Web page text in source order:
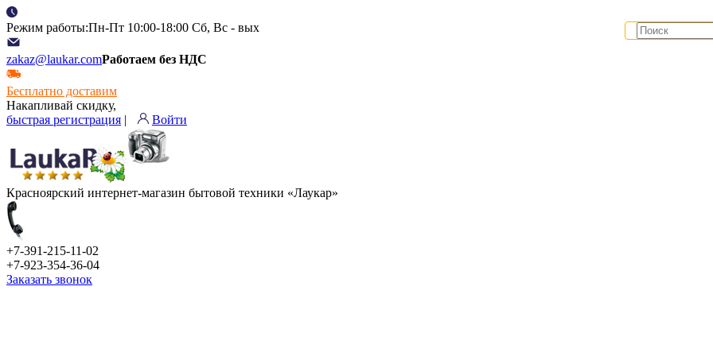
Режим работы:Пн-Пт 10:00-18:00 Сб, Вс - вых
zakaz@laukar.comРаботаем без НДС
Бесплатно доставим
Накапливай скидку,
быстрая регистрация | Войти
Красноярский интернет-магазин бытовой техники «Лаукар»
+7-391-215-11-02
+7-923-354-36-04
Заказать звонок